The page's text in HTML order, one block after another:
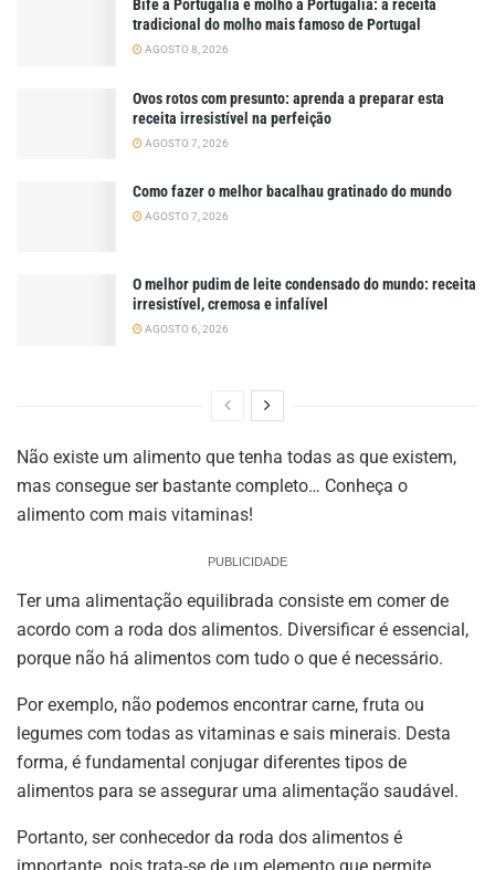
Bife à Portugália e molho à Portugália: a receita
tradicional do molho mais famoso de Portugal
AGOSTO 8, 2026
Ovos rotos com presunto: aprenda a preparar esta
receita irresistível na perfeição
AGOSTO 7, 2026
Como fazer o melhor bacalhau gratinado do mundo
AGOSTO 7, 2026
O melhor pudim de leite condensado do mundo: receita
irresistível, cremosa e infalível
AGOSTO 6, 2026
Não existe um alimento que tenha todas as que existem,
mas consegue ser bastante completo… Conheça o
alimento com mais vitaminas!
PUBLICIDADE
Ter uma alimentação equilibrada consiste em comer de
acordo com a roda dos alimentos. Diversificar é essencial,
porque não há alimentos com tudo o que é necessário.
Por exemplo, não podemos encontrar carne, fruta ou
legumes com todas as vitaminas e sais minerais. Desta
forma, é fundamental conjugar diferentes tipos de
alimentos para se assegurar uma alimentação saudável.
Portanto, ser conhecedor da roda dos alimentos é